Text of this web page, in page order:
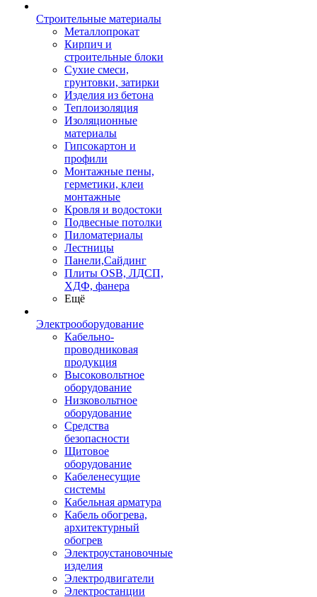
Строительные материалы
Металлопрокат
Кирпич и
строительные блоки
Сухие смеси,
грунтовки, затирки
Изделия из бетона
Теплоизоляция
Изоляционные
материалы
Гипсокартон и
профили
Монтажные пены,
герметики, клеи
монтажные
Кровля и водостоки
Подвесные потолки
Пиломатериалы
Лестницы
Панели,Сайдинг
Плиты OSB, ЛДСП,
ХДФ, фанера
Ещё
Электрооборудование
Кабельно-
проводниковая
продукция
Высоковольтное
оборудование
Низковольтное
оборудование
Средства
безопасности
Щитовое
оборудование
Кабеленесущие
системы
Кабельная арматура
Кабель обогрева,
архитектурный
обогрев
Электроустановочные
изделия
Электродвигатели
Электростанции